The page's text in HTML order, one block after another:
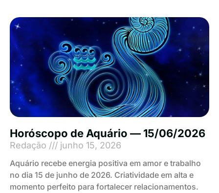
Horóscopo de Aquário — 15/06/2026
Redação junho 15, 2026
Aquário recebe energia positiva em amor e trabalho
no dia 15 de junho de 2026. Criatividade em alta e
momento perfeito para fortalecer relacionamentos.